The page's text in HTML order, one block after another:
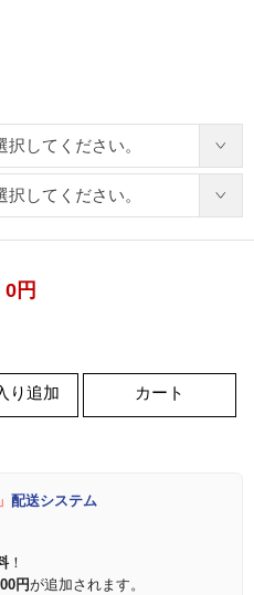
0 円
り追加 カート
配送システム
！
円が追加されます。